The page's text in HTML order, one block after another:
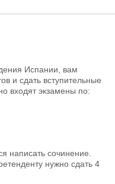
Испании, вам
и сдать вступительные
входят экзамены по:
написать сочинение.
нужно сдать 4